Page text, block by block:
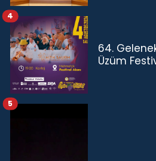
64.
Üzüm
4
5